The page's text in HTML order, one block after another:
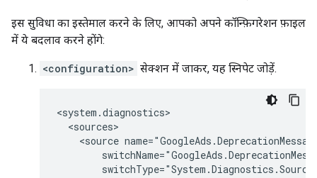
इस सुविधा का इस्तेमाल करने के लिए, आपको अपने कॉन्फ़िगरेशन फ़ाइल
में ये बदलाव करने होंगे:
<configuration> सेक्शन में जाकर, यह स्निपेट जोड़ें.
<source